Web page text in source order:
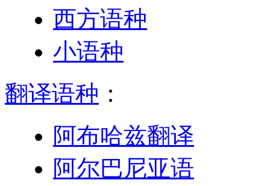
西方语种
小语种
翻译语种 ：
阿布哈兹翻译
阿尔巴尼亚语